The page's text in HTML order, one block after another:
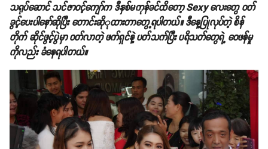
သရုပ်ဆောင် သင်ဇာဝင့်ကျော်က ဒီနှစ်မကုန်ခင်ထိတော့ Sexy လေးတွေ ဝတ်
ခွင့်ပေးပါနော်ဆိုပြီး တောင်းဆိုုထားတာတွေ့ရပါတယ်။ ဒီနေ့ပြုလုပ်တဲ့ စိန်
တိုက် ဆိုင်ဖွင့်ပွဲမှာ ဝတ်လာတဲ့ ဖက်ရှင်နဲ့ ပတ်သက်ပြီး ပရိသတ်တွေရဲ့ ဝေဖန်မှု
ကိုလည်း ခံနေရပါတယ်။